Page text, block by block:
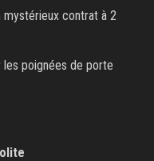
contrat à 2
les poignées de porte